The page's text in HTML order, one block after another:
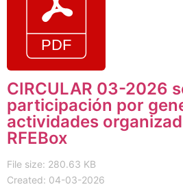
CIRCULAR 03-2026
participación por
actividades
RFEBox
File size: 280.63 KB
Created: 04-03-2026